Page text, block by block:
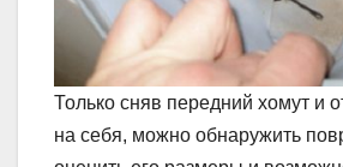
Только сняв передний хомут и
на себя, можно обнаружить